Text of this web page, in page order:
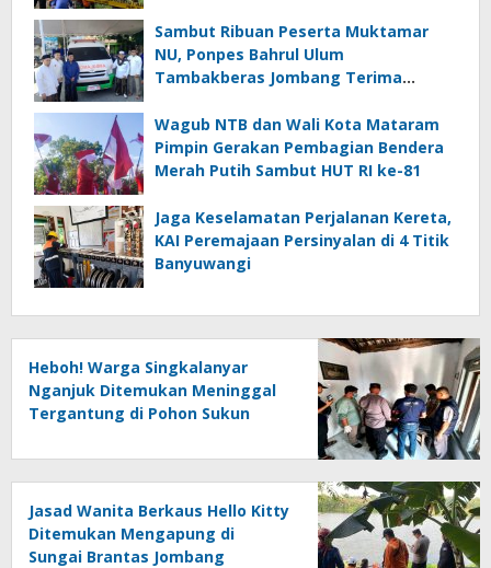
Sambut Ribuan Peserta Muktamar
NU, Ponpes Bahrul Ulum
Tambakberas Jombang Terima
Wagub NTB dan Wali Kota Mataram
Pimpin Gerakan Pembagian Bendera
Merah Putih Sambut HUT RI ke-81
Jaga Keselamatan Perjalanan Kereta,
KAI Peremajaan Persinyalan di 4 Titik
Banyuwangi
Heboh! Warga Singkalanyar
Nganjuk Ditemukan Meninggal
Tergantung di Pohon Sukun
Jasad Wanita Berkaus Hello Kitty
Ditemukan Mengapung di
Sungai Brantas Jombang